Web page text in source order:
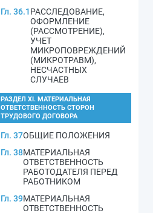
Гл. 36.1РАССЛЕДОВАНИЕ,
ОФОРМЛЕНИЕ
(РАССМОТРЕНИЕ),
УЧЕТ
МИКРОПОВРЕЖДЕНИЙ
(МИКРОТРАВМ),
НЕСЧАСТНЫХ
СЛУЧАЕВ
РАЗДЕЛ XI. МАТЕРИАЛЬНАЯ
ОТВЕТСТВЕННОСТЬ СТОРОН
ТРУДОВОГО ДОГОВОРА
Гл. 37ОБЩИЕ ПОЛОЖЕНИЯ
Гл. 38МАТЕРИАЛЬНАЯ
ОТВЕТСТВЕННОСТЬ
РАБОТОДАТЕЛЯ ПЕРЕД
РАБОТНИКОМ
Гл. 39МАТЕРИАЛЬНАЯ
ОТВЕТСТВЕННОСТЬ